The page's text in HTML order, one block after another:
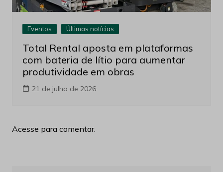
Eventos Últimas notícias
Total Rental aposta em plataformas
com bateria de lítio para aumentar
produtividade em obras
21 de julho de 2026
Acesse para comentar.